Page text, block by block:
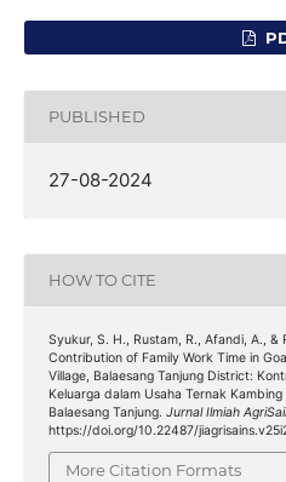
PUBLISHED
27-08-2024
HOW TO CITE
Syukur, S. H., Rustam, R., Afandi, A., &
Contribution of Family Work Time in
Village, Balaesang Tanjung District:
Keluarga dalam Usaha Ternak
Balaesang Tanjung. Jurnal Ilmiah
https://doi.org/10.22487/
More Citation Formats